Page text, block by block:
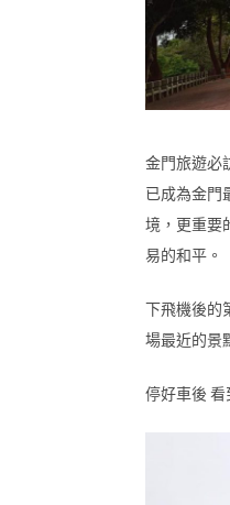
金門旅遊必
已成為金門
境，更重要
易的和平。
下飛機後的
場最近的景
停好車後